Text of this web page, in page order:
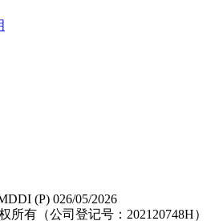
(P) 026/05/2026
所有（公司登记号：202120748H）